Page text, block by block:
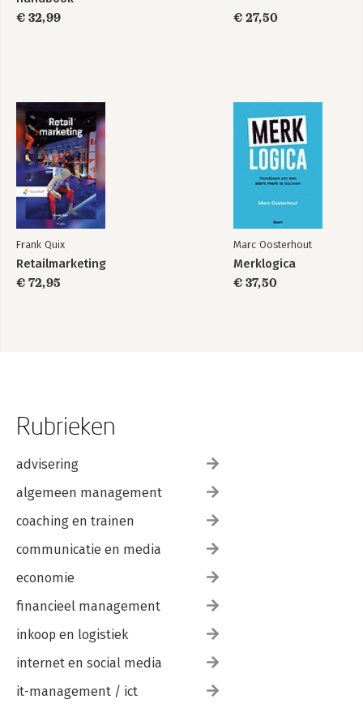
7.6 De evaluatie van de rebranding
Verder lezen
Over de auteur
Register
€ 32,99
€ 27,50
Frank Quix
Retailmarketing
€ 72,95
Marc Oosterhout
Merklogica
€ 37,50
Rubrieken
advisering
algemeen management
coaching en trainen
communicatie en media
economie
financieel management
inkoop en logistiek
internet en social media
it-management / ict